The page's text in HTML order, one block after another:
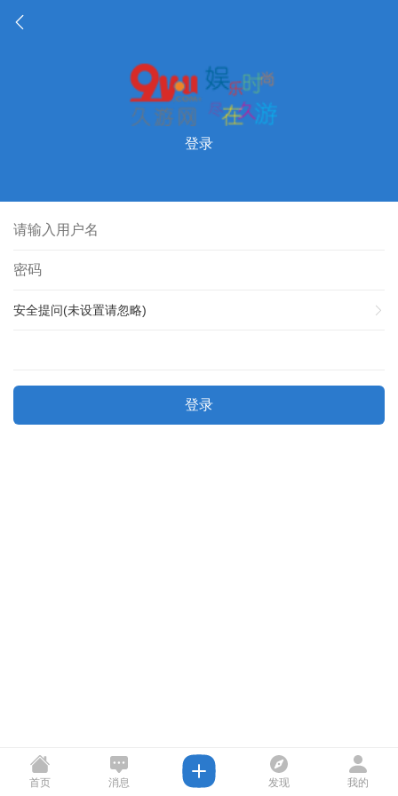
登录
安全提问(未设置请忽略)
登录
首页 消息 发现 我的